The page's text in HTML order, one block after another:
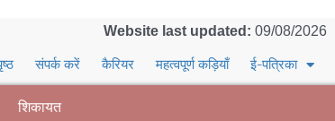
Website last updated: 09/08/2026
संपर्क करें कैरियर महत्वपूर्ण कड़ियाँ ई-पत्रिका
शिकायत